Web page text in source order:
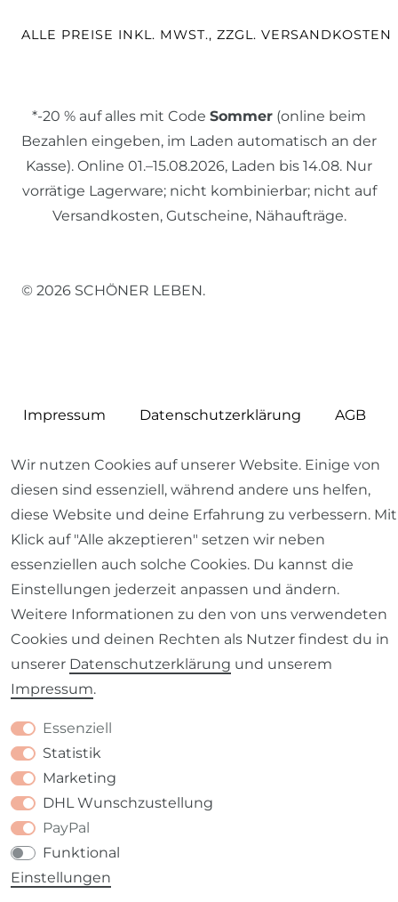
ALLE PREISE INKL. MWST., ZZGL. VERSANDKOSTEN
*-20 % auf alles mit Code Sommer (online beim
Bezahlen eingeben, im Laden automatisch an der
Kasse). Online 01.–15.08.2026, Laden bis 14.08. Nur
vorrätige Lagerware; nicht kombinierbar; nicht auf
Versandkosten, Gutscheine, Nähaufträge.
© 2026 SCHÖNER LEBEN.
Impressum Daten­schutz­erklärung AGB
Barrierefreiheitserklärung Widerrufs­recht
VERTRAG WIDERRUFEN Kontakt
Wir nutzen Cookies auf unserer Website. Einige von
diesen sind essenziell, während andere uns helfen,
diese Website und deine Erfahrung zu verbessern. Mit
Klick auf "Alle akzeptieren" setzen wir neben
essenziellen auch solche Cookies. Du kannst die
Einstellungen jederzeit anpassen und ändern.
Weitere Informationen zu den von uns verwendeten
Cookies und deinen Rechten als Nutzer findest du in
unserer Daten­schutz­erklärung und unserem
Impressum.
Essenziell
Statistik
Marketing
DHL Wunschzustellung
PayPal
Funktional
Einstellungen